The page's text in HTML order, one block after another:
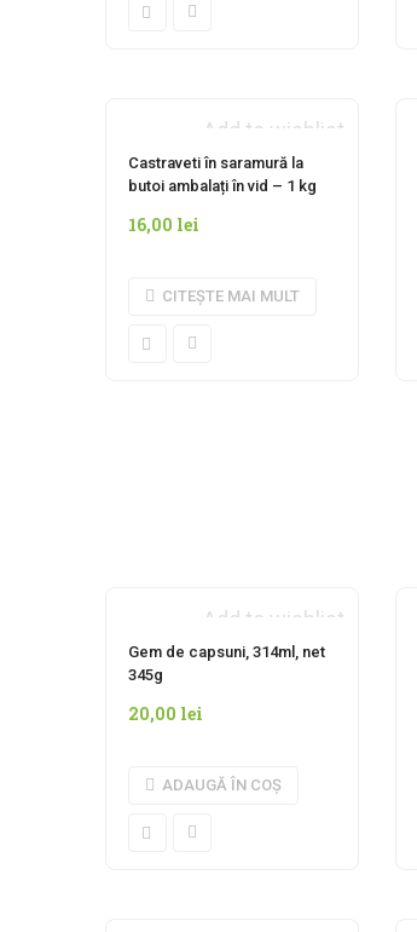
Add to wishlist
Castraveti în saramură la
butoi ambalați în vid – 1 kg
16,00 lei
CITEȘTE MAI MULT
Add to wishlist
Gem de capsuni, 314ml, net
345g
20,00 lei
ADAUGĂ ÎN COȘ